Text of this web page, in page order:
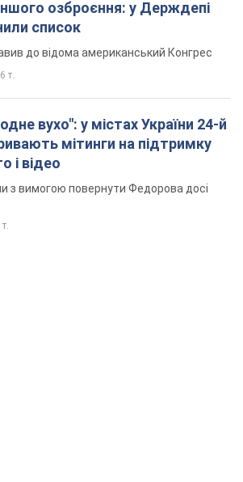
озброєння: у Держдепі
список
до відома американський Конгрес
т.
вухо": у містах України 24-й
мітинги на підтримку
і відео
з вимогою повернути Федорова досі